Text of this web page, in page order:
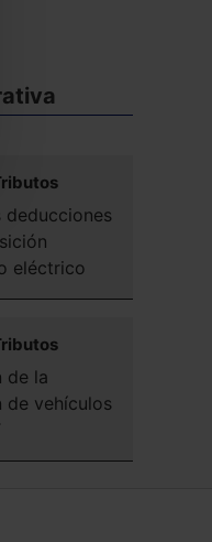
deducciones
eléctrico
de la
de vehículos